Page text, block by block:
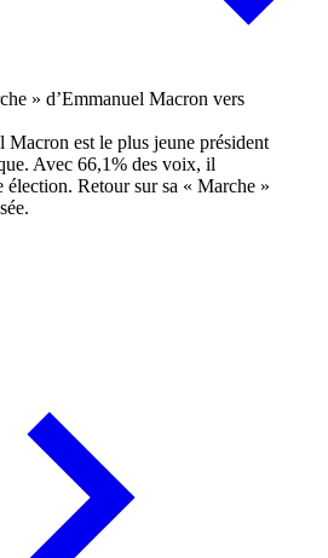
Macron est le plus jeune président
Avec 66,1% des voix, il
élection. Retour sur sa « Marche »